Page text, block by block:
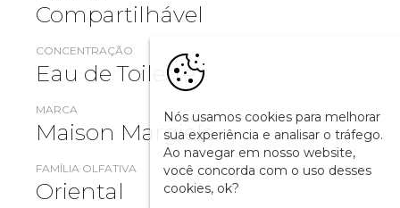
Compartilhável
CONCENTRAÇÃO
Eau de Toilette
MARCA
Maison Margiela
FAMÍLIA OLFATIVA
Oriental
Nós usamos cookies para melhorar
sua experiência e analisar o tráfego.
Ao navegar em nosso website,
você concorda com o uso desses
cookies, ok?